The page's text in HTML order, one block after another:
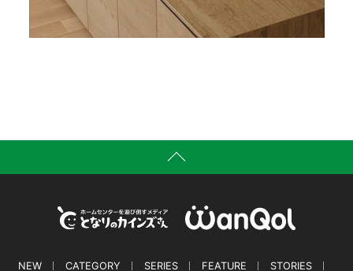
NEW CATEGORY SERIES FEATURE STORIES